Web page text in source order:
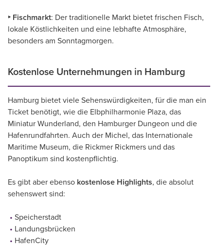
‣ Fischmarkt: Der traditionelle Markt bietet frischen Fisch,
lokale Köstlichkeiten und eine lebhafte Atmosphäre,
besonders am Sonntagmorgen.
Kostenlose Unternehmungen in Hamburg
Hamburg bietet viele Sehenswürdigkeiten, für die man ein
Ticket benötigt, wie die Elbphilharmonie Plaza, das
Miniatur Wunderland, den Hamburger Dungeon und die
Hafenrundfahrten. Auch der Michel, das Internationale
Maritime Museum, die Rickmer Rickmers und das
Panoptikum sind kostenpflichtig.
Es gibt aber ebenso kostenlose Highlights, die absolut
sehenswert sind:
Speicherstadt
Landungsbrücken
HafenCity